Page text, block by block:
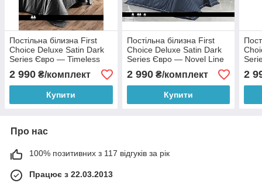
Постільна білизна First
Choice Deluxe Satin Dark
Series Євро — Timeless
Anthracite
2 990 ₴/комплект
Купити
Постільна білизна First
Choice Deluxe Satin Dark
Series Євро — Novel Line
Denim
2 990₴/комплект
Купити
2
Про нас
100% позитивних з 117 відгуків за рік
Працює з 22.03.2013